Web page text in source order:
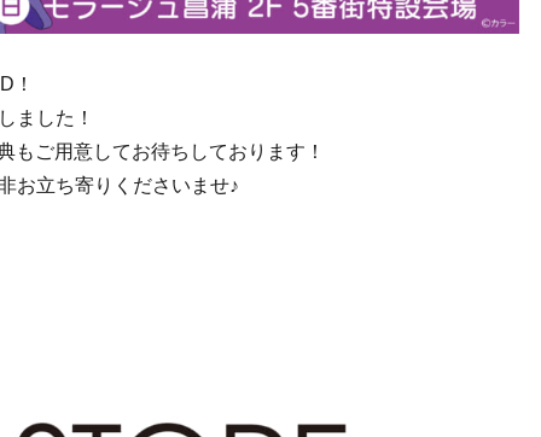
！
ました！
もご用意してお待ちしております！
お立ち寄りくださいませ♪